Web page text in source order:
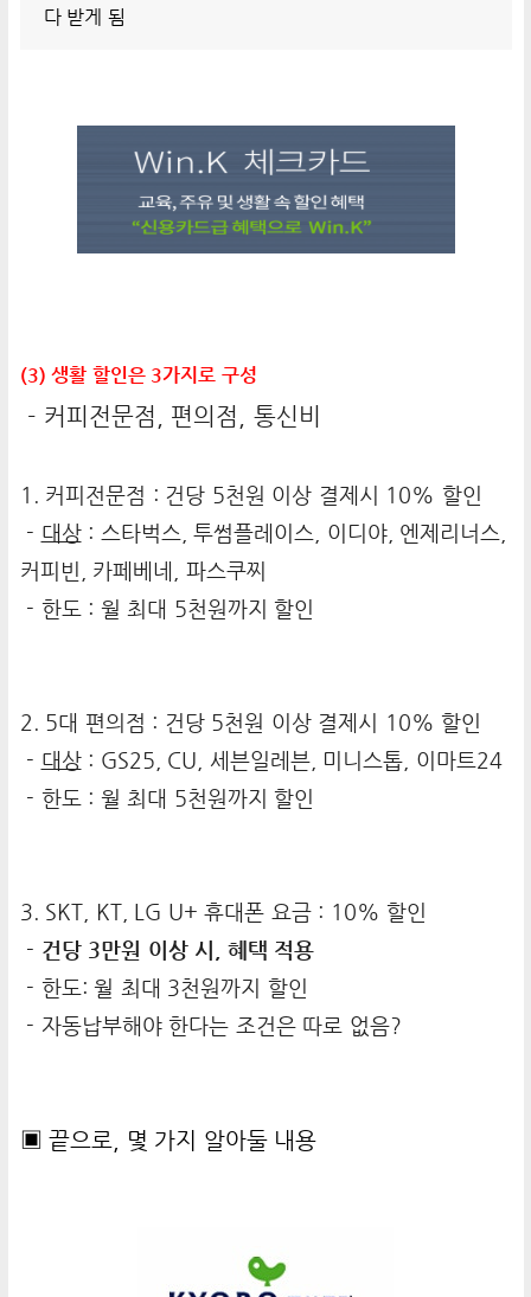
다 받게 됨
(3) 생활 할인은 3가지로 구성
- 커피전문점, 편의점, 통신비
1. 커피전문점 : 건당 5천원 이상 결제시 10% 할인
- 대상: 스타벅스, 투썸플레이스, 이디야, 엔제리너스,
커피빈, 카페베네, 파스쿠찌
- 한도 : 월 최대 5천원까지 할인
2. 5대 편의점 : 건당 5천원 이상 결제시 10% 할인
- 대상: GS25, CU, 세븐일레븐, 미니스톱, 이마트24
- 한도 : 월 최대 5천원까지 할인
3. SKT, KT, LG U+ 휴대폰 요금 : 10% 할인
- 건당 3만원 이상 시, 혜택 적용
- 한도: 월 최대 3천원까지 할인
- 자동납부해야 한다는 조건은 따로 없음?
▣ 끝으로, 몇 가지 알아둘 내용